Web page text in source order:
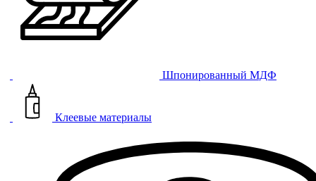
Шпонированный МДФ
Клеевые материалы